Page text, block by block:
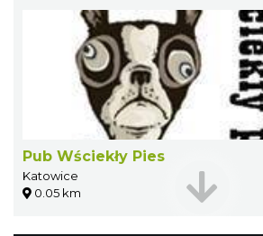
Pub Wściekły Pies
Katowice
0.05 km